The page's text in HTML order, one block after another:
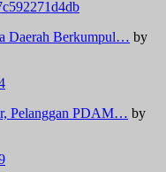
Daerah Berkumpul… by
Pelanggan PDAM… by